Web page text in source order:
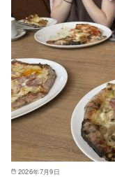
2026年7月9日